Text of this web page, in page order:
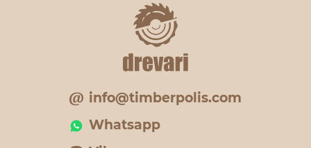
info@timberpolis.com
Whatsapp